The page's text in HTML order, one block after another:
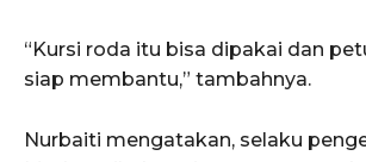
“Kursi roda itu bisa dipakai dan
siap membantu,” tambahnya.
Nurbaiti mengatakan, selaku